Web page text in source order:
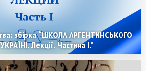
збірка “ШКОЛА АРГЕНТИНСЬКОГО
Лекції. Частина I.”